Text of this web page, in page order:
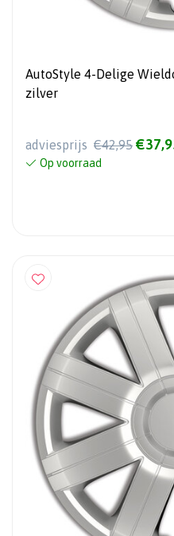
AutoStyle 4-Delige
zilver
adviesprijs €42,95
Op voorraad